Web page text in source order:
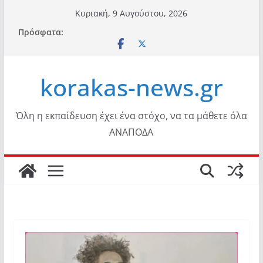
περιεχόμενο
Κυριακή, 9 Αυγούστου, 2026
Πρόσφατα:
korakas-news.gr
Όλη η εκπαίδευση έχει ένα στόχο, να τα μάθετε όλα
ΑΝΑΠΟΔΑ